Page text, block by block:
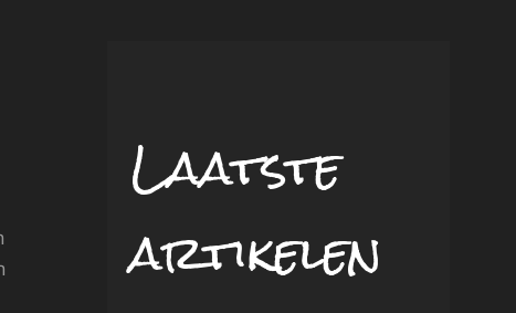
Laatste
artikelen